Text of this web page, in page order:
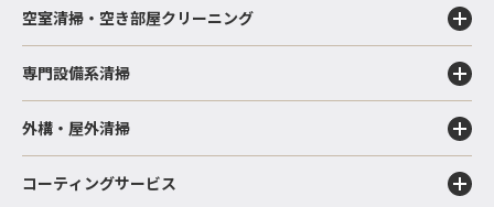
空室清掃・空き部屋クリーニング
専門設備系清掃
外構・屋外清掃
コーティングサービス